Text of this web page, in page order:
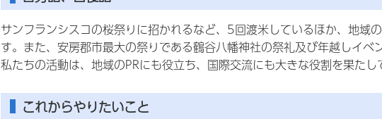
サンフランシスコの桜祭りに招かれるなど、5回渡米しているほか、地域
す。また、安房郡市最大の祭りである鶴谷八幡神社の祭礼及び年越しイベ
私たちの活動は、地域のPRにも役立ち、国際交流にも大きな役割を果たし
これからやりたいこと